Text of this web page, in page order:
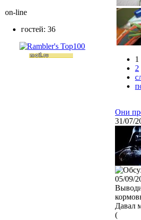
1
2
Они
31/07/
05/09/
Давал
(
on-line
гостей: 36